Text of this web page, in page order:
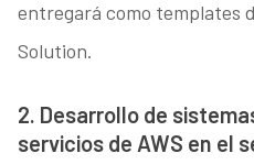
entregará como templates
Solution.
2. Desarrollo de
servicios de AWS en el